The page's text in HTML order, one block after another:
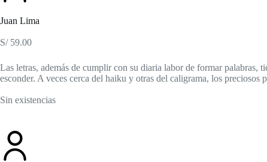
Juan Lima
S/59.00
Las letras, además de cumplir con su diaria labor de formar palabras,
esconder. A veces cerca del haiku y otras del caligrama, los preciosos
Sin existencias